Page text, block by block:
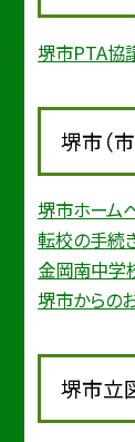
堺市PTA協
堺市（
堺市ホーム
転校の手続
金岡南中学
堺市からの
堺市立